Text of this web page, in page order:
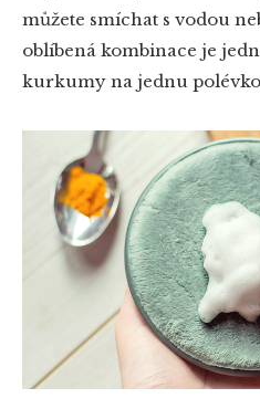
můžete smíchat s vodou
oblíbená kombinace je
kurkumy na jednu